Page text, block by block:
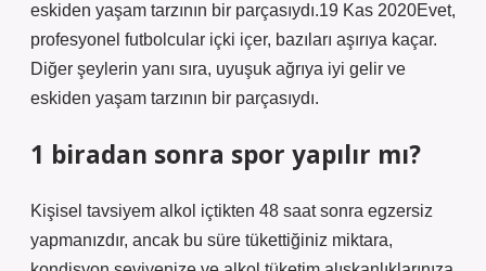
eskiden yaşam tarzının bir parçasıydı.19 Kas 2020Evet,
profesyonel futbolcular içki içer, bazıları aşırıya kaçar.
Diğer şeylerin yanı sıra, uyuşuk ağrıya iyi gelir ve
eskiden yaşam tarzının bir parçasıydı.
1 biradan sonra spor yapılır mı?
Kişisel tavsiyem alkol içtikten 48 saat sonra egzersiz
yapmanızdır, ancak bu süre tükettiğiniz miktara,